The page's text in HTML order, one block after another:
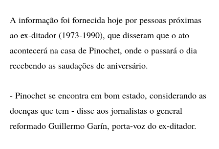
A informação foi fornecida hoje por pessoas próximas
ao ex-ditador (1973-1990), que disseram que o ato
acontecerá na casa de Pinochet, onde o passará o dia
recebendo as saudações de aniversário.
- Pinochet se encontra em bom estado, considerando as
doenças que tem - disse aos jornalistas o general
reformado Guillermo Garín, porta-voz do ex-ditador.